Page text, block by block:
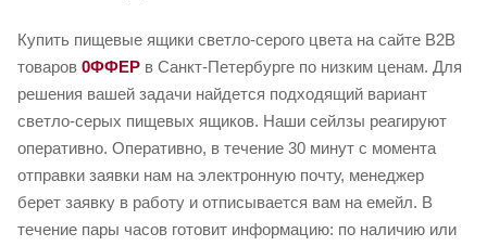
Купить пищевые ящики светло-серого цвета на сайте B2B
товаров 0ФФЕР в Санкт-Петербурге по низким ценам. Для
решения вашей задачи найдется подходящий вариант
светло-серых пищевых ящиков. Наши сейлзы реагируют
оперативно. Оперативно, в течение 30 минут с момента
отправки заявки нам на электронную почту, менеджер
берет заявку в работу и отписывается вам на емейл. В
течение пары часов готовит информацию: по наличию или